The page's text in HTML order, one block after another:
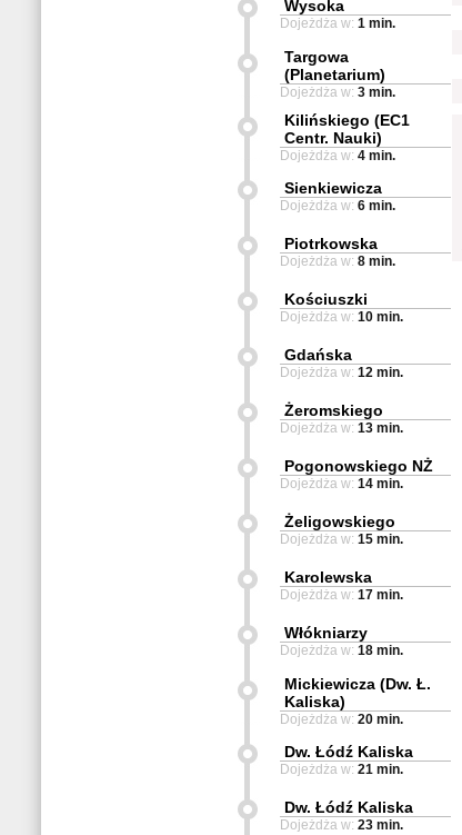
Wysoka
Dojeżdża w: 1 min.
Targowa
(Planetarium)
Dojeżdża w: 3 min.
Kilińskiego (EC1
Centr. Nauki)
Dojeżdża w: 4 min.
Sienkiewicza
Dojeżdża w: 6 min.
Piotrkowska
Dojeżdża w: 8 min.
Kościuszki
Dojeżdża w: 10 min.
Gdańska
Dojeżdża w: 12 min.
Żeromskiego
Dojeżdża w: 13 min.
Pogonowskiego NŻ
Dojeżdża w: 14 min.
Żeligowskiego
Dojeżdża w: 15 min.
Karolewska
Dojeżdża w: 17 min.
Włókniarzy
Dojeżdża w: 18 min.
Mickiewicza (Dw. Ł.
Kaliska)
Dojeżdża w: 20 min.
Dw. Łódź Kaliska
Dojeżdża w: 21 min.
Dw. Łódź Kaliska
Dojeżdża w: 23 min.